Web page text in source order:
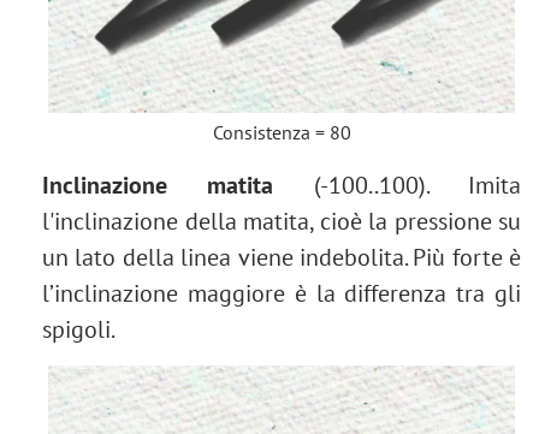
Consistenza = 80
Inclinazione matita (-100..100). Imita
l'inclinazione della matita, cioè la pressione su
un lato della linea viene indebolita. Più forte è
l’inclinazione maggiore è la differenza tra gli
spigoli.